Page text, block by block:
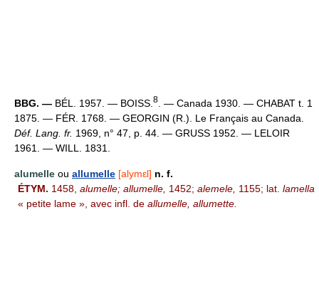
BBG. — BÉL. 1957. — BOISS. 8
. — Canada 1930. — CHABAT t. 1
1875. — FÉR. 1768. — GEORGIN (R.). Le Français au Canada.
Déf. Lang. fr. 1969, n° 47, p. 44. — GRUSS 1952. — LELOIR
1961. — WILL. 1831.
alumelle ou allumelle [alymɛl] n. f.
ÉTYM. 1458, alumelle; allumelle, 1452; alemele, 1155; lat. lamella
« petite lame », avec infl. de allumelle, allumette.